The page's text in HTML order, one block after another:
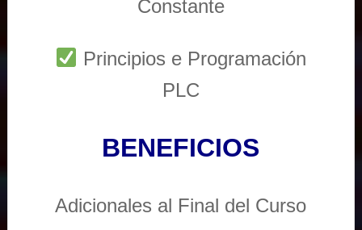
Constante
Principios e Programación
PLC
BENEFICIOS
Adicionales al Final del Curso